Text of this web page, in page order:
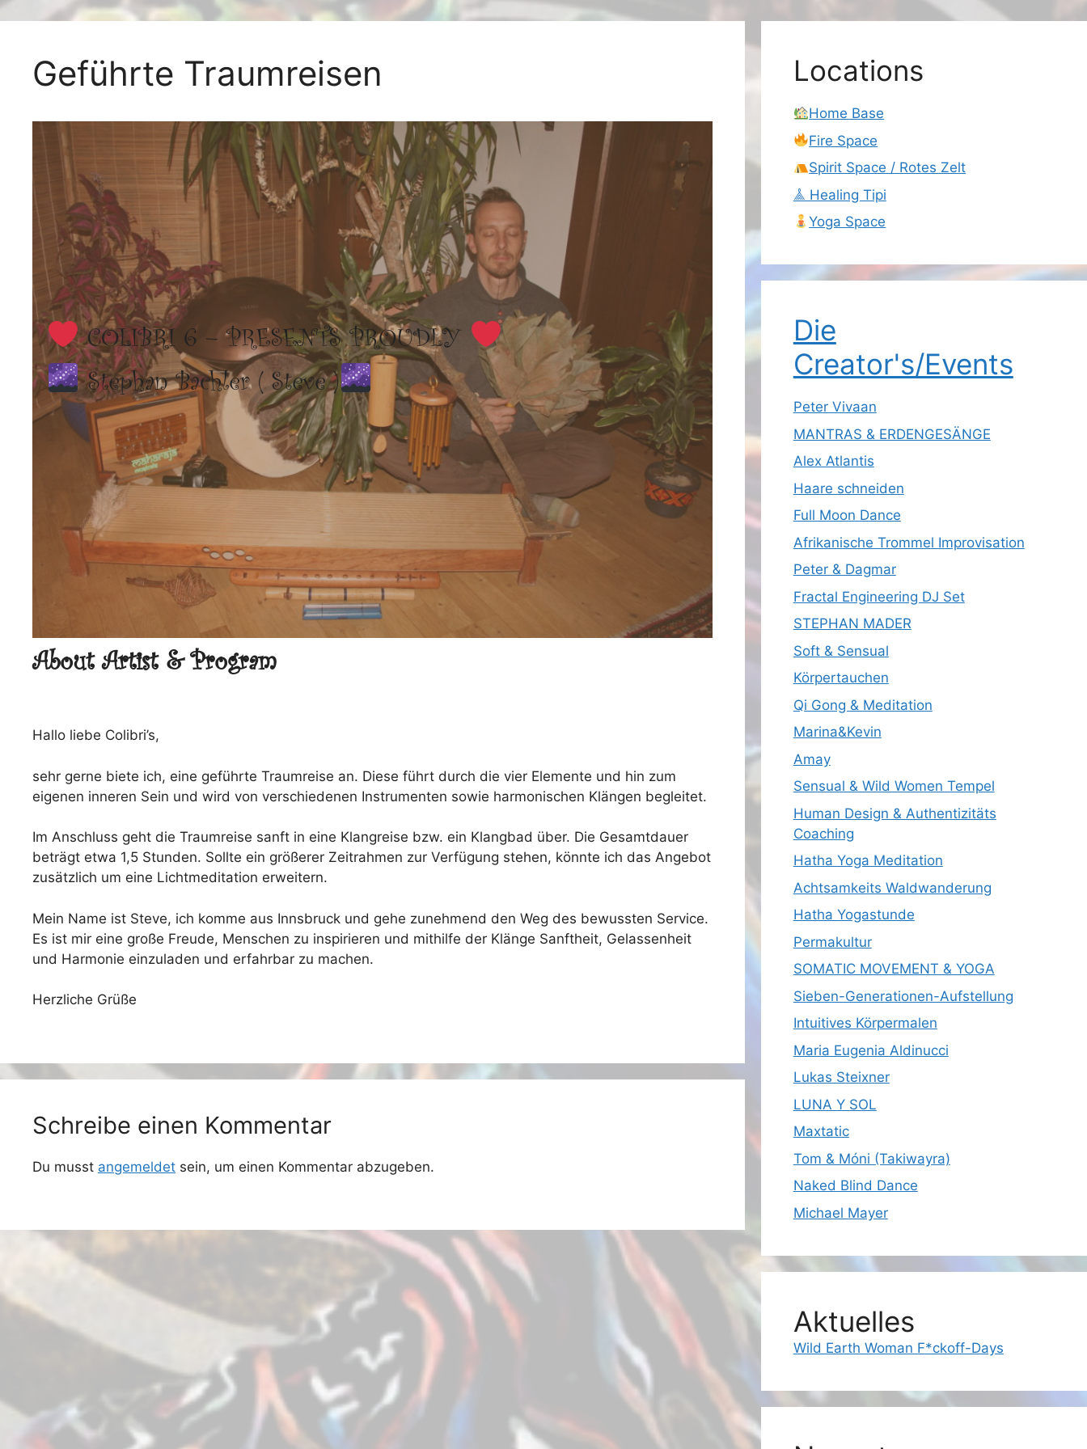
Geführte Traumreisen
COLIBRI 6 – PRESENTS PROUDLY
Stephan Bachler ( Steve )
About Artist & Program
Hallo liebe Colibri’s,
sehr gerne biete ich, eine geführte Traumreise an. Diese führt durch die vier Elemente und hin zum
eigenen inneren Sein und wird von verschiedenen Instrumenten sowie harmonischen Klängen begleitet.
Im Anschluss geht die Traumreise sanft in eine Klangreise bzw. ein Klangbad über. Die Gesamtdauer
beträgt etwa 1,5 Stunden. Sollte ein größerer Zeitrahmen zur Verfügung stehen, könnte ich das Angebot
zusätzlich um eine Lichtmeditation erweitern.
Mein Name ist Steve, ich komme aus Innsbruck und gehe zunehmend den Weg des bewussten Service.
Es ist mir eine große Freude, Menschen zu inspirieren und mithilfe der Klänge Sanftheit, Gelassenheit
und Harmonie einzuladen und erfahrbar zu machen.
Herzliche Grüße
Schreibe einen Kommentar
Du musst angemeldet sein, um einen Kommentar abzugeben.
Locations
Home Base
Fire Space
Spirit Space / Rotes Zelt
𖣰 Healing Tipi
Yoga Space
Die
Creator's/Events
Peter Vivaan
MANTRAS & ERDENGESÄNGE
Alex Atlantis
Haare schneiden
Full Moon Dance
Afrikanische Trommel Improvisation
Peter & Dagmar
Fractal Engineering DJ Set
STEPHAN MADER
Soft & Sensual
Körpertauchen
Qi Gong & Meditation
Marina&Kevin
Amay
Sensual & Wild Women Tempel
Human Design & Authentizitäts
Coaching
Hatha Yoga Meditation
Achtsamkeits Waldwanderung
Hatha Yogastunde
Permakultur
SOMATIC MOVEMENT & YOGA
Sieben-Generationen-Aufstellung
Intuitives Körpermalen
Maria Eugenia Aldinucci
Lukas Steixner
LUNA Y SOL
Maxtatic
Tom & Móni (Takiwayra)
Naked Blind Dance
Michael Mayer
Aktuelles
Wild Earth Woman F*ckoff-Days